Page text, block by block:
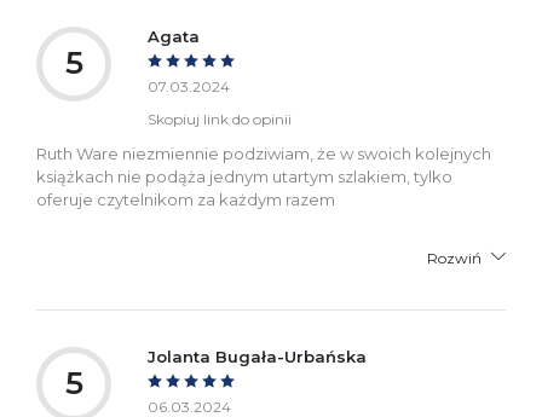
5
Agata
07.03.2024
Skopiuj link do opinii
Ruth Ware niezmiennie podziwiam, że w swoich kolejnych
książkach nie podąża jednym utartym szlakiem, tylko
oferuje czytelnikom za każdym razem
Rozwiń
5
Jolanta Bugała-Urbańska
06.03.2024